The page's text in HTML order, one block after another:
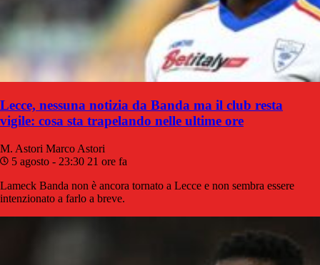
Lecce, nessuna notizia da Banda ma il club resta
vigile: cosa sta trapelando nelle ultime ore
M. Astori Marco Astori
5 agosto - 23:30 21 ore fa
Lameck Banda non è ancora tornato a Lecce e non sembra essere
intenzionato a farlo a breve.